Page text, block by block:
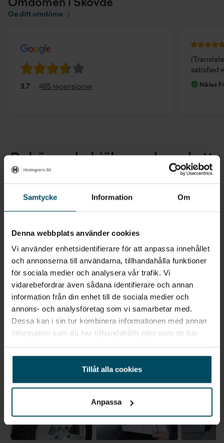
Samtycke Information Om
Denna webbplats använder cookies
Vi använder enhetsidentifierare för att anpassa innehållet
och annonserna till användarna, tillhandahålla funktioner
för sociala medier och analysera vår trafik. Vi
vidarebefordrar även sådana identifierare och annan
information från din enhet till de sociala medier och
annons- och analysföretag som vi samarbetar med.
Dessa kan i sin tur kombinera informationen med annan
information som du har tillhandahållit eller som de har
Tillåt alla cookies
Anpassa
Omdömen i Skövde
Ge ditt omdöme
3.7 485 recensioner
satisfied
Niklas
Behöver du hjälp med med att
boka skadeverkstad?
Verkstadstjänster
Gå till Verkstad